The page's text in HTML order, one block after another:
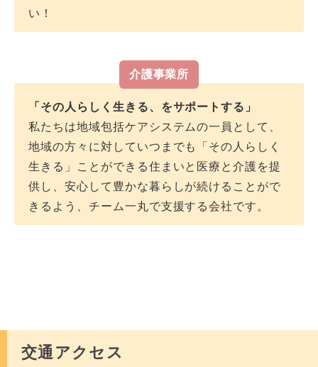
ペースメーカー 〇
結核 △
梅毒
リハビリ
い！
介護事業所
「その人らしく生きる、をサポートする」
私たちは地域包括ケアシステムの一員として、
地域の方々に対していつまでも「その人らしく
生きる」ことができる住まいと医療と介護を提
供し、安心して豊かな暮らしが続けることがで
きるよう、チーム一丸で支援する会社です。
交通アクセス